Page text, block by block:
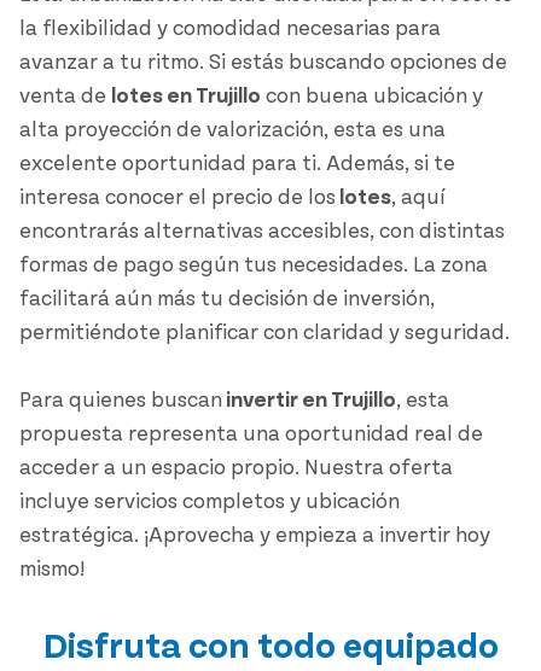
la flexibilidad y comodidad necesarias para
avanzar a tu ritmo. Si estás buscando opciones de
venta de lotes en Trujillo con buena ubicación y
alta proyección de valorización, esta es una
excelente oportunidad para ti. Además, si te
interesa conocer el precio de los lotes, aquí
encontrarás alternativas accesibles, con distintas
formas de pago según tus necesidades. La zona
facilitará aún más tu decisión de inversión,
permitiéndote planificar con claridad y seguridad.
Para quienes buscan invertir en Trujillo, esta
propuesta representa una oportunidad real de
acceder a un espacio propio. Nuestra oferta
incluye servicios completos y ubicación
estratégica. ¡Aprovecha y empieza a invertir hoy
mismo!
Disfruta con todo equipado